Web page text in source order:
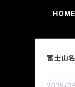
HOME
富士山
2025/